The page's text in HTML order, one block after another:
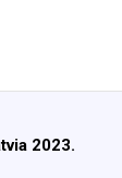
2023.